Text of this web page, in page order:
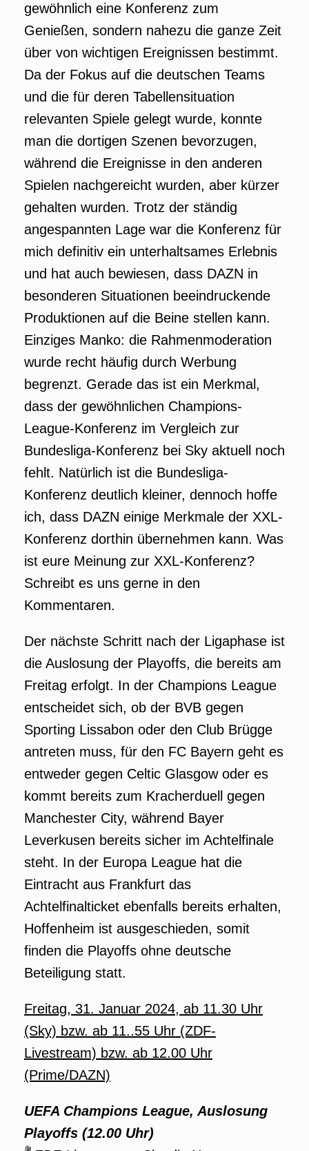
gewöhnlich eine Konferenz zum
Genießen, sondern nahezu die ganze Zeit
über von wichtigen Ereignissen bestimmt.
Da der Fokus auf die deutschen Teams
und die für deren Tabellensituation
relevanten Spiele gelegt wurde, konnte
man die dortigen Szenen bevorzugen,
während die Ereignisse in den anderen
Spielen nachgereicht wurden, aber kürzer
gehalten wurden. Trotz der ständig
angespannten Lage war die Konferenz für
mich definitiv ein unterhaltsames Erlebnis
und hat auch bewiesen, dass DAZN in
besonderen Situationen beeindruckende
Produktionen auf die Beine stellen kann.
Einziges Manko: die Rahmenmoderation
wurde recht häufig durch Werbung
begrenzt. Gerade das ist ein Merkmal,
dass der gewöhnlichen Champions-
League-Konferenz im Vergleich zur
Bundesliga-Konferenz bei Sky aktuell noch
fehlt. Natürlich ist die Bundesliga-
Konferenz deutlich kleiner, dennoch hoffe
ich, dass DAZN einige Merkmale der XXL-
Konferenz dorthin übernehmen kann. Was
ist eure Meinung zur XXL-Konferenz?
Schreibt es uns gerne in den
Kommentaren.
Der nächste Schritt nach der Ligaphase ist
die Auslosung der Playoffs, die bereits am
Freitag erfolgt. In der Champions League
entscheidet sich, ob der BVB gegen
Sporting Lissabon oder den Club Brügge
antreten muss, für den FC Bayern geht es
entweder gegen Celtic Glasgow oder es
kommt bereits zum Kracherduell gegen
Manchester City, während Bayer
Leverkusen bereits sicher im Achtelfinale
steht. In der Europa League hat die
Eintracht aus Frankfurt das
Achtelfinalticket ebenfalls bereits erhalten,
Hoffenheim ist ausgeschieden, somit
finden die Playoffs ohne deutsche
Beteiligung statt.
Freitag, 31. Januar 2024, ab 11.30 Uhr
(Sky) bzw. ab 11..55 Uhr (ZDF-
Livestream) bzw. ab 12.00 Uhr
(Prime/DAZN)
UEFA Champions League, Auslosung
Playoffs (12.00 Uhr)